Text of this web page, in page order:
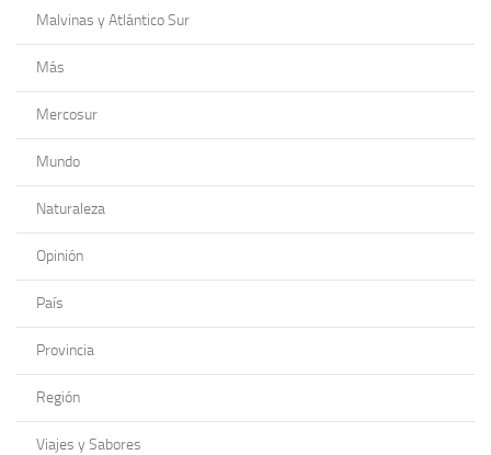
Malvinas y Atlántico Sur
Más
Mercosur
Mundo
Naturaleza
Opinión
País
Provincia
Región
Viajes y Sabores